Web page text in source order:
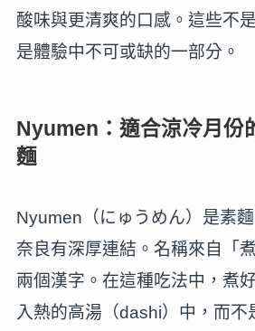
酸味與更清爽的口感。這些不
是體驗中不可或缺的一部分。
Nyumen：適合涼冷月份
麵
Nyumen（にゅうめん）是素
奈良有深厚連結。名稱來自「
兩個漢字。在這種吃法中，煮
入熱的高湯（dashi）中，而不